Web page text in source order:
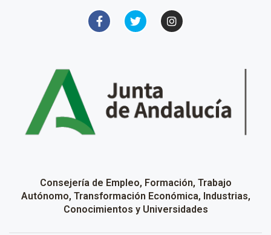
Consejería de Empleo, Formación, Trabajo
Autónomo, Transformación Económica, Industrias,
Conocimientos y Universidades